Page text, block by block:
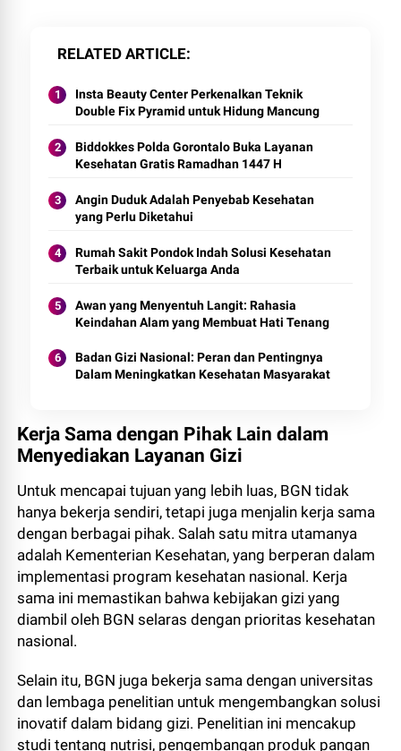
RELATED ARTICLE
Insta Beauty Center Perkenalkan Teknik
Double Fix Pyramid untuk Hidung Mancung
Biddokkes Polda Gorontalo Buka Layanan
Kesehatan Gratis Ramadhan 1447 H
Angin Duduk Adalah Penyebab Kesehatan
yang Perlu Diketahui
Rumah Sakit Pondok Indah Solusi Kesehatan
Terbaik untuk Keluarga Anda
Awan yang Menyentuh Langit: Rahasia
Keindahan Alam yang Membuat Hati Tenang
Badan Gizi Nasional: Peran dan Pentingnya
Dalam Meningkatkan Kesehatan Masyarakat
Kerja Sama dengan Pihak Lain dalam
Menyediakan Layanan Gizi
Untuk mencapai tujuan yang lebih luas, BGN tidak
hanya bekerja sendiri, tetapi juga menjalin kerja sama
dengan berbagai pihak. Salah satu mitra utamanya
adalah Kementerian Kesehatan, yang berperan dalam
implementasi program kesehatan nasional. Kerja
sama ini memastikan bahwa kebijakan gizi yang
diambil oleh BGN selaras dengan prioritas kesehatan
nasional.
Selain itu, BGN juga bekerja sama dengan universitas
dan lembaga penelitian untuk mengembangkan solusi
inovatif dalam bidang gizi. Penelitian ini mencakup
studi tentang nutrisi, pengembangan produk pangan